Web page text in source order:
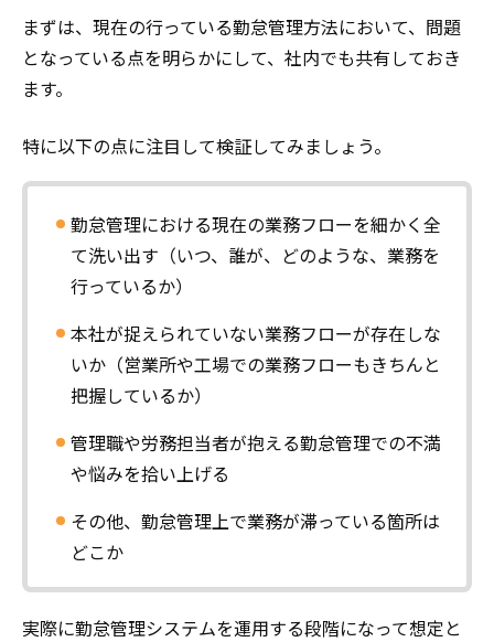
まずは、現在の行っている勤怠管理方法において、問題
となっている点を明らかにして、社内でも共有しておき
ます。
特に以下の点に注目して検証してみましょう。
勤怠管理における現在の業務フローを細かく全
て洗い出す（いつ、誰が、どのような、業務を
行っているか）
本社が捉えられていない業務フローが存在しな
いか（営業所や工場での業務フローもきちんと
把握しているか）
管理職や労務担当者が抱える勤怠管理での不満
や悩みを拾い上げる
その他、勤怠管理上で業務が滞っている箇所は
どこか
実際に勤怠管理システムを運用する段階になって想定と